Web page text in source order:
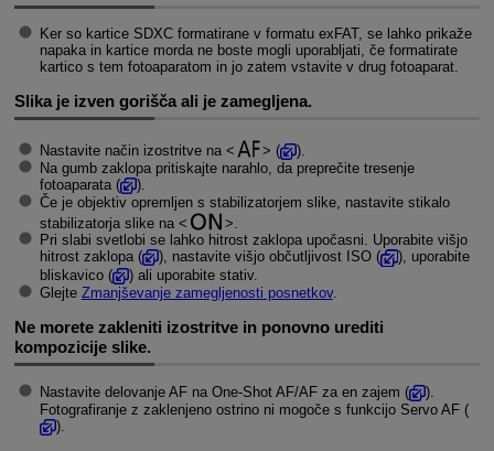
Ker so kartice SDXC formatirane v formatu exFAT, se lahko prikaže
napaka in kartice morda ne boste mogli uporabljati, če formatirate
kartico s tem fotoaparatom in jo zatem vstavite v drug fotoaparat.
Slika je izven gorišča ali je zamegljena.
Nastavite način izostritve na (
).
Na gumb zaklopa pritiskajte narahlo, da preprečite tresenje
fotoaparata (
).
Če je objektiv opremljen s stabilizatorjem slike, nastavite stikalo
stabilizatorja slike na
.
Pri slabi svetlobi se lahko hitrost zaklopa upočasni. Uporabite višjo
hitrost zaklopa (
), nastavite višjo občutljivost ISO (
), uporabite
bliskavico (
) ali uporabite stativ.
Glejte Zmanjševanje zamegljenosti posnetkov.
Ne morete zakleniti izostritve in ponovno urediti
kompozicije slike.
Nastavite delovanje AF na One-Shot AF/AF za en zajem (
).
Fotografiranje z zaklenjeno ostrino ni mogoče s funkcijo Servo AF (
).